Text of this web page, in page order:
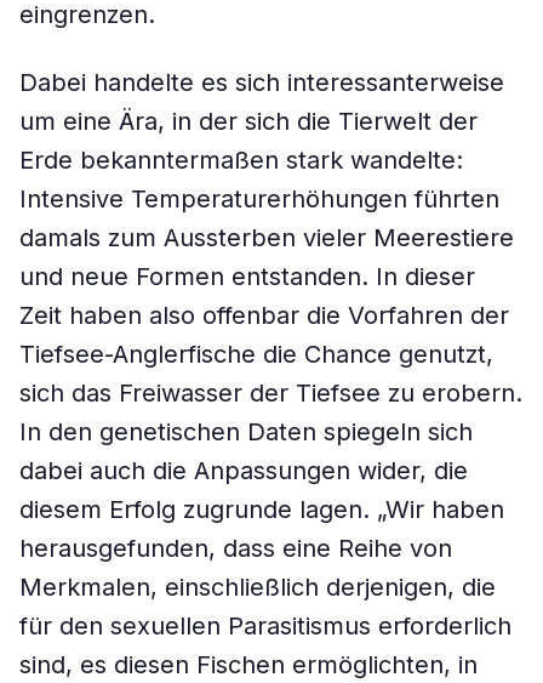
eingrenzen.
Dabei handelte es sich interessanterweise
um eine Ära, in der sich die Tierwelt der
Erde bekanntermaßen stark wandelte:
Intensive Temperaturerhöhungen führten
damals zum Aussterben vieler Meerestiere
und neue Formen entstanden. In dieser
Zeit haben also offenbar die Vorfahren der
Tiefsee-Anglerfische die Chance genutzt,
sich das Freiwasser der Tiefsee zu erobern.
In den genetischen Daten spiegeln sich
dabei auch die Anpassungen wider, die
diesem Erfolg zugrunde lagen. „Wir haben
herausgefunden, dass eine Reihe von
Merkmalen, einschließlich derjenigen, die
für den sexuellen Parasitismus erforderlich
sind, es diesen Fischen ermöglichten, in